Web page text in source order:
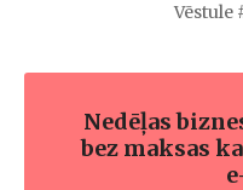
Vēstule
Nedēļas
bez maksas